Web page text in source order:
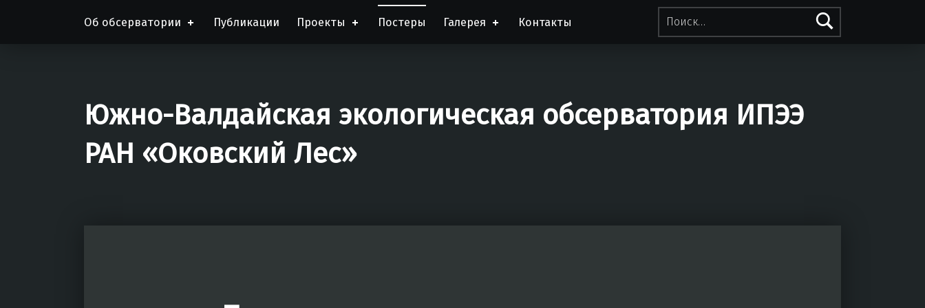
Найти:
Об обсерватории
Публикации Проекты Постеры Галерея Контакты
Южно-Валдайская экологическая обсерватория ИПЭЭ
РАН «Оковский Лес»